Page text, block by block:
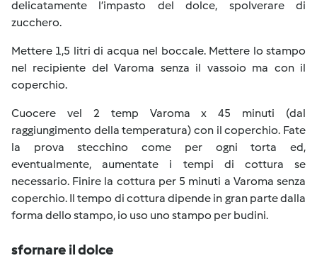
delicatamente l’impasto del dolce, spolverare di
zucchero.
Mettere 1,5 litri di acqua nel boccale. Mettere lo stampo
nel recipiente del Varoma senza il vassoio ma con il
coperchio.
Cuocere vel 2 temp Varoma x 45 minuti (dal
raggiungimento della temperatura) con il coperchio. Fate
la prova stecchino come per ogni torta ed,
eventualmente, aumentate i tempi di cottura se
necessario. Finire la cottura per 5 minuti a Varoma senza
coperchio. Il tempo di cottura dipende in gran parte dalla
forma dello stampo, io uso uno stampo per budini.
sfornare il dolce